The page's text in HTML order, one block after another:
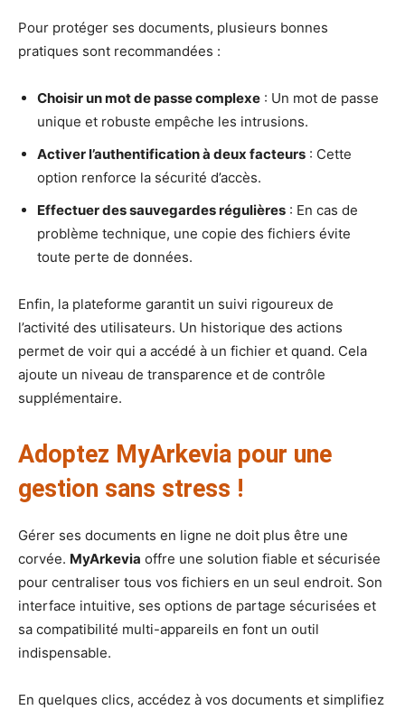
Pour protéger ses documents, plusieurs bonnes
pratiques sont recommandées :
Choisir un mot de passe complexe : Un mot de passe
unique et robuste empêche les intrusions.
Activer l’authentification à deux facteurs : Cette
option renforce la sécurité d’accès.
Effectuer des sauvegardes régulières : En cas de
problème technique, une copie des fichiers évite
toute perte de données.
Enfin, la plateforme garantit un suivi rigoureux de
l’activité des utilisateurs. Un historique des actions
permet de voir qui a accédé à un fichier et quand. Cela
ajoute un niveau de transparence et de contrôle
supplémentaire.
Adoptez MyArkevia pour une
gestion sans stress !
Gérer ses documents en ligne ne doit plus être une
corvée. MyArkevia offre une solution fiable et sécurisée
pour centraliser tous vos fichiers en un seul endroit. Son
interface intuitive, ses options de partage sécurisées et
sa compatibilité multi-appareils en font un outil
indispensable.
En quelques clics, accédez à vos documents et simplifiez